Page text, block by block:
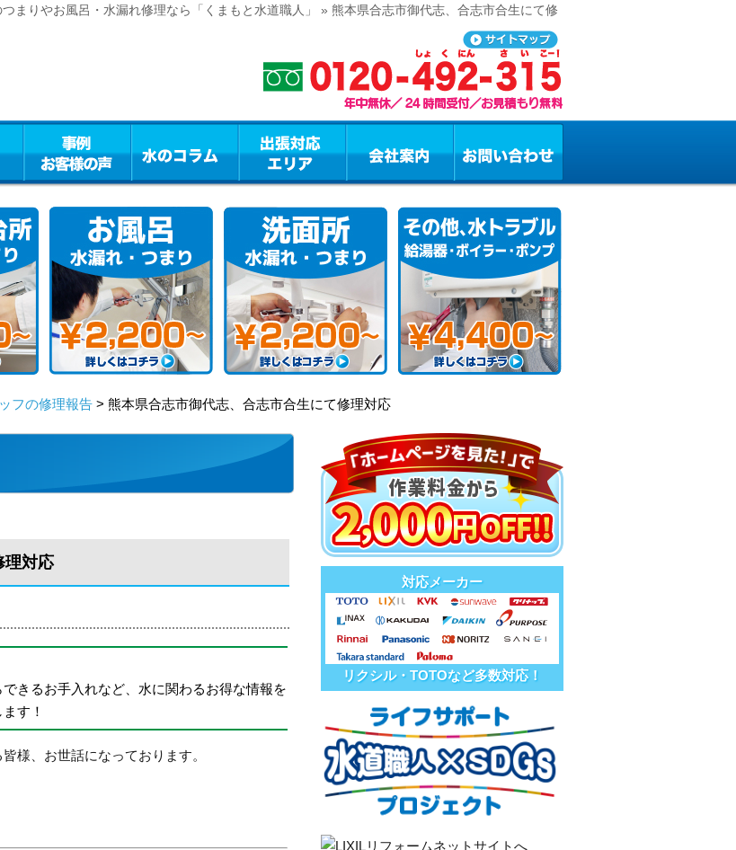
まりやお風呂・水漏れ修理なら「くまもと水道職人」 » 熊本県合志市御代志、合志市合生にて修
フの修理報告 > 熊本県合志市御代志、合志市合生にて修理対応
理対応
きるお手入れなど、水に関わるお得な情報を
す！
様、お世話になっております。
対応メーカー
リクシル・TOTOなど多数対応！